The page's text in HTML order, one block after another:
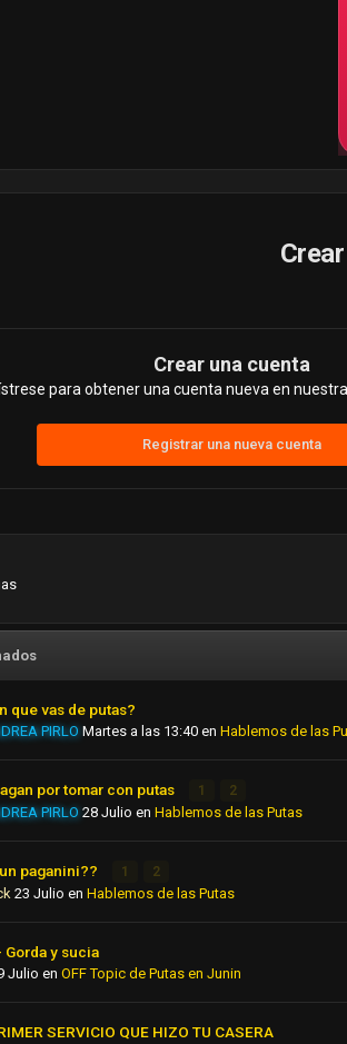
Crear una cuenta
para obtener una cuenta nueva en
Registrar una nueva cuenta
que vas de putas?
PIRLO Martes a las 13:40 en Hablemos de las
por tomar con putas 1 2
PIRLO 28 Julio en Hablemos de las Putas
paganini?? 1 2
23 Julio en Hablemos de las Putas
Gorda y sucia
Julio en OFF Topic de Putas en Junin
SERVICIO QUE HIZO TU CASERA